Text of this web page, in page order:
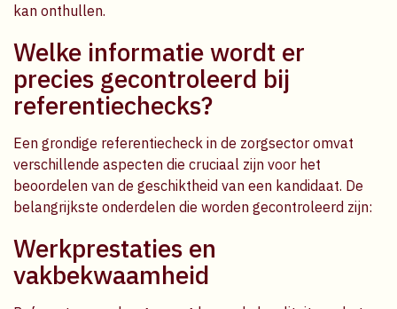
kan onthullen.
Welke informatie wordt er
precies gecontroleerd bij
referentiechecks?
Een grondige referentiecheck in de zorgsector omvat
verschillende aspecten die cruciaal zijn voor het
beoordelen van de geschiktheid van een kandidaat. De
belangrijkste onderdelen die worden gecontroleerd zijn:
Werkprestaties en
vakbekwaamheid